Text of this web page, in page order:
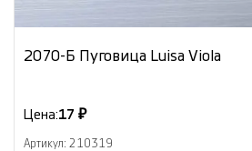
2070-Б Пуговица Luisa Viola
Цена:17 ₽
Артикул: 210319